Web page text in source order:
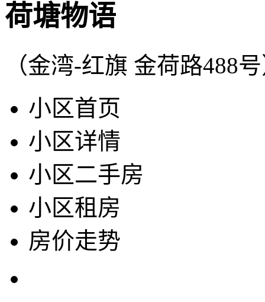
荷塘物语
（金湾-红旗 金荷路488
小区首页
小区详情
小区二手房
小区租房
房价走势